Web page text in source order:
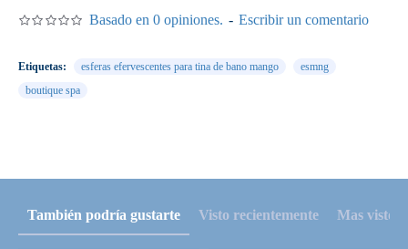
Basado en 0 opiniones. - Escribir un comentario
Etiquetas: esferas efervescentes para tina de bano mango
esmng
boutique spa
También podría gustarte Visto recientemente Mas visto